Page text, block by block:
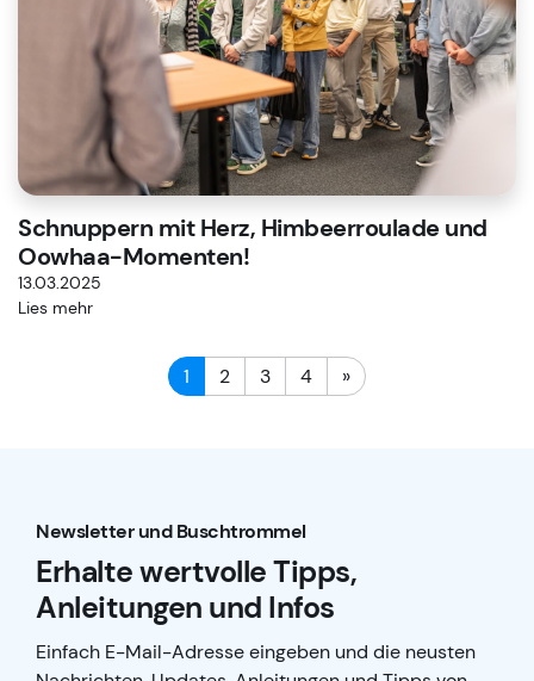
Schnuppern mit Herz, Himbeerroulade und
Oowhaa-Momenten!
13.03.2025
Lies mehr
1 2 3 4 »
Newsletter und Buschtrommel
Erhalte wertvolle Tipps,
Anleitungen und Infos
Einfach E-Mail-Adresse eingeben und die neusten